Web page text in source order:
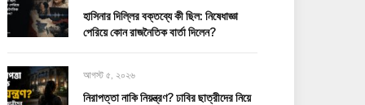
হাসিনার দিল্লির বক্তব্যে কী ছিল: নিষেধাজ্ঞা
পেরিয়ে কোন রাজনৈতিক বার্তা দিলেন?
আগস্ট ৫, ২০২৬
নিরাপত্তা নাকি নিয়ন্ত্রণ? ঢাবির ছাত্রীদের নিয়ে